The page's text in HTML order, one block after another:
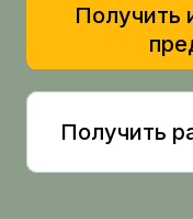
Получить
Получить